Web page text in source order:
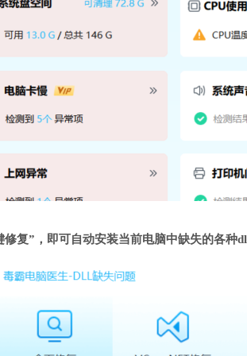
修复”，即可自动安装当前电脑中缺失的各种